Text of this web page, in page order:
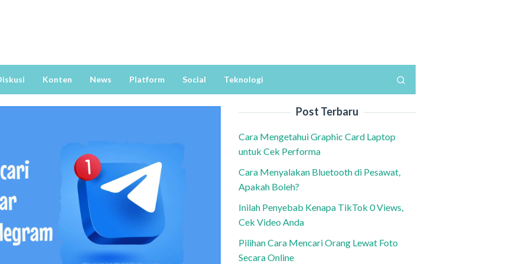
Konten News Platform Social Teknologi
Post Terbaru
Cara Mengetahui Graphic Card Laptop
untuk Cek Performa
Cara Menyalakan Bluetooth di Pesawat,
Apakah Boleh?
Inilah Penyebab Kenapa TikTok 0 Views,
Cek Video Anda
Pilihan Cara Mencari Orang Lewat Foto
Secara Online